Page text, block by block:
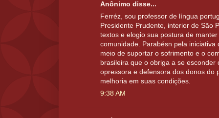
Anônimo disse...
Ferréz, sou professor de língua
Presidente Prudente, interior de São
textos e elogio sua postura de
comunidade. Parabésn pela
meio de suportar o sofrimento e o
brasileira que o obriga a se esconder
opressora e defensora dos donos do
melhoria em suas condições.
9:38 AM